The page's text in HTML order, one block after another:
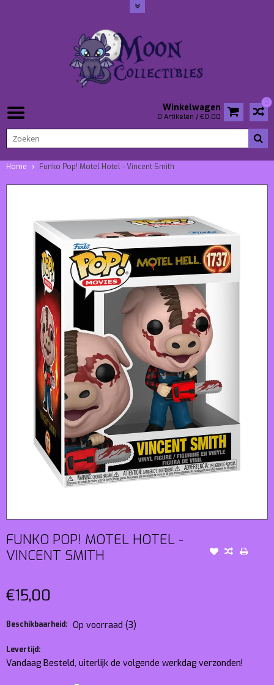
0
Winkelwagen
0 Artikelen / €0,00
Home Funko Pop! Motel Hotel - Vincent Smith
FUNKO POP! MOTEL HOTEL -
VINCENT SMITH
€15,00
Beschikbaarheid: Op voorraad (3)
Levertijd:
Vandaag Besteld, uiterlijk de volgende werkdag verzonden!